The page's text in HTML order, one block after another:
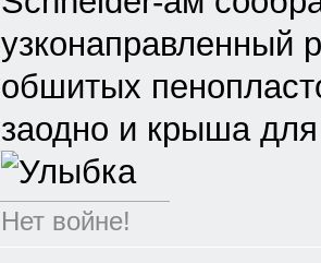
узконаправленный
обшитых
заодно и крыша
Нет войне!